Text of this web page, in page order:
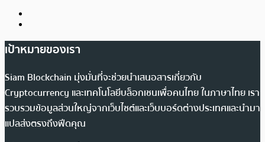
เป้าหมายของเรา
Siam Blockchain มุ่งมั่นที่จะช่วยนำเสนอสารเกี่ยวกับ
Cryptocurrency และเทคโนโลยีบล็อกเชนเพื่อคนไทย ในภาษาไทย เรา
รวบรวมข้อมูลส่วนใหญ่จากเว็บไซต์และเว็บบอร์ดต่างประเทศและนำมา
แปลส่งตรงถึงฟีดคุณ